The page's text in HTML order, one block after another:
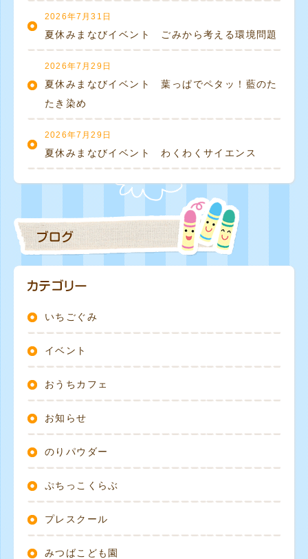
2026年7月31日
夏休みまなびイベント ごみから考える環境問題
2026年7月29日
夏休みまなびイベント 葉っぱでペタッ！藍のた
たき染め
2026年7月29日
夏休みまなびイベント わくわくサイエンス
いちごぐみ
イベント
おうちカフェ
お知らせ
のりパウダー
ぷちっこくらぶ
プレスクール
みつばこども園